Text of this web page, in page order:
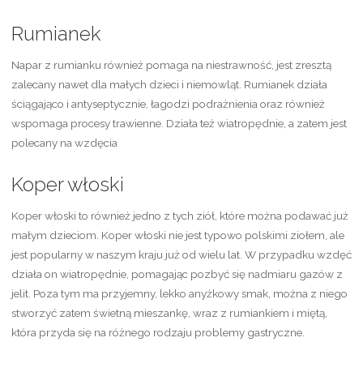
Rumianek
Napar z rumianku również pomaga na niestrawność, jest zresztą
zalecany nawet dla małych dzieci i niemowląt. Rumianek działa
ściągająco i antyseptycznie, łagodzi podrażnienia oraz również
wspomaga procesy trawienne. Działa też wiatropędnie, a zatem jest
polecany na wzdęcia
Koper włoski
Koper włoski to również jedno z tych ziół, które można podawać już
małym dzieciom. Koper włoski nie jest typowo polskimi ziołem, ale
jest popularny w naszym kraju już od wielu lat. W przypadku wzdęć
działa on wiatropędnie, pomagając pozbyć się nadmiaru gazów z
jelit. Poza tym ma przyjemny, lekko anyżkowy smak, można z niego
stworzyć zatem świetną mieszankę, wraz z rumiankiem i miętą,
która przyda się na różnego rodzaju problemy gastryczne.